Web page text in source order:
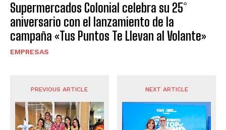
Supermercados Colonial celebra su 25°
aniversario con el lanzamiento de la
campaña «Tus Puntos Te Llevan al Volante»
EMPRESAS
PREVIOUS ARTICLE NEXT ARTICLE